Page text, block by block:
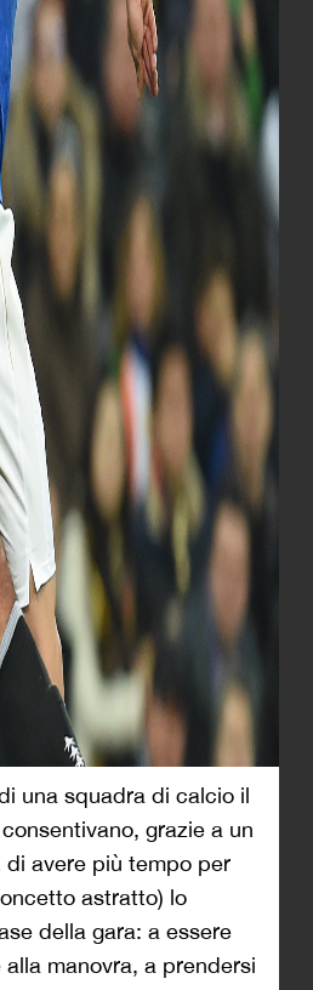
una squadra di calcio il
grazie a un
avere più tempo per
astratto) lo
della gara: a essere
manovra, a prendersi